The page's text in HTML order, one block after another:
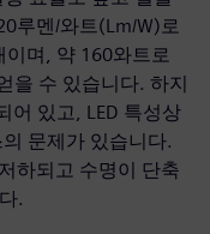
루멘/와트(Lm/W)로
이며, 약 160와트로
을 수 있습니다. 하지
어 있고, LED 특성상
문제가 있습니다.
하되고 수명이 단축
.